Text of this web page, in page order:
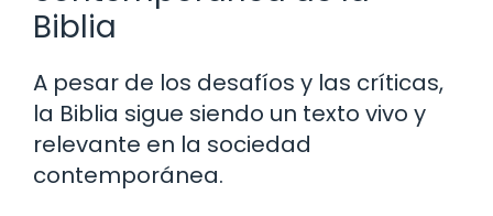
Biblia
A pesar de los desafíos y las críticas,
la Biblia sigue siendo un texto vivo y
relevante en la sociedad
contemporánea.